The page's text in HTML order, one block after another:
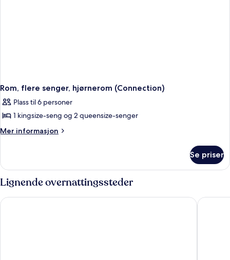
Rom, flere senger, hjørnerom (Connection)
Plass til 6 personer
1 kingsize-seng og 2 queensize-senger
Mer informasjon
Mer
flere
hjørnerom
Se priser
Lignende overnattingssteder
Hard Rock Hotel New York - Partner of ALL Accor Hotel